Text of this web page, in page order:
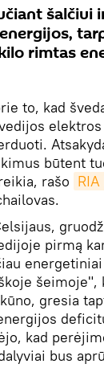
šalčiui
rimtas
to, kad
būtent
rašo
pirmą
šeimoje",
gresia
kad
bus